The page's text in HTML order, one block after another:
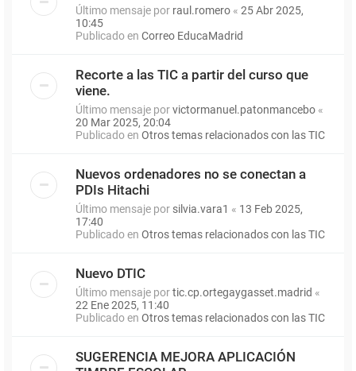
Último mensaje por raul.romero « 25 Abr 2025,
10:45
Publicado en Correo EducaMadrid
Recorte a las TIC a partir del curso que
viene.
Último mensaje porvictormanuel.patonmancebo «
20 Mar 2025, 20:04
Publicado en Otros temas relacionados con las TIC
Nuevos ordenadores no se conectan a
PDIs Hitachi
Último mensaje por silvia.vara1 « 13 Feb 2025,
17:40
Publicado en Otros temas relacionados con las TIC
Nuevo DTIC
Último mensaje portic.cp.ortegaygasset.madrid «
22 Ene 2025, 11:40
Publicado en Otros temas relacionados con las TIC
SUGERENCIA MEJORA APLICACIÓN